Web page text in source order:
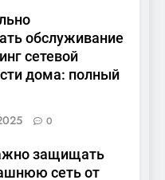
обслуживание
сетевой
дома: полный
0
защищать
сеть от